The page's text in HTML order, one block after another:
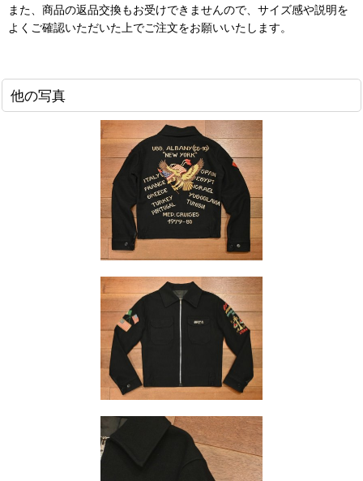
また、商品の返品交換もお受けできませんので、サイズ感や説明を
よくご確認いただいた上でご注文をお願いいたします。
他の写真